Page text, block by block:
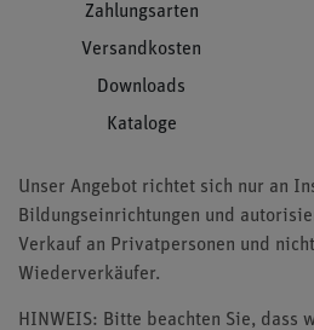
Zahlungsarten
Versandkosten
Downloads
Kataloge
Unser Angebot richtet sich nur an
Bildungseinrichtungen und
Verkauf an Privatpersonen und
Wiederverkäufer.
HINWEIS: Bitte beachten Sie, dass